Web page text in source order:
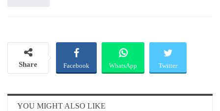
Share Facebook WhatsApp Twitter
Email
YOU MIGHT ALSO LIKE